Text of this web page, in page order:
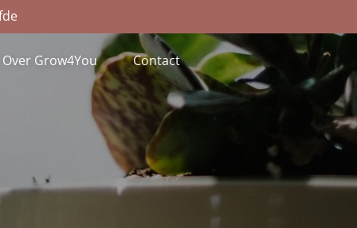
Over Grow4You Contact